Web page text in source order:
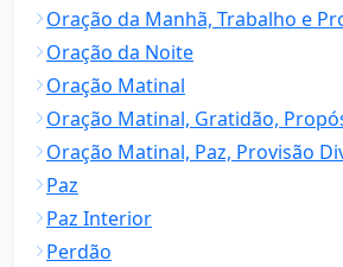
Oração da Manhã, Trabalho e
Oração da Noite
Oração Matinal
Oração Matinal, Gratidão,
Oração Matinal, Paz, Provisão
Paz
Paz Interior
Perdão